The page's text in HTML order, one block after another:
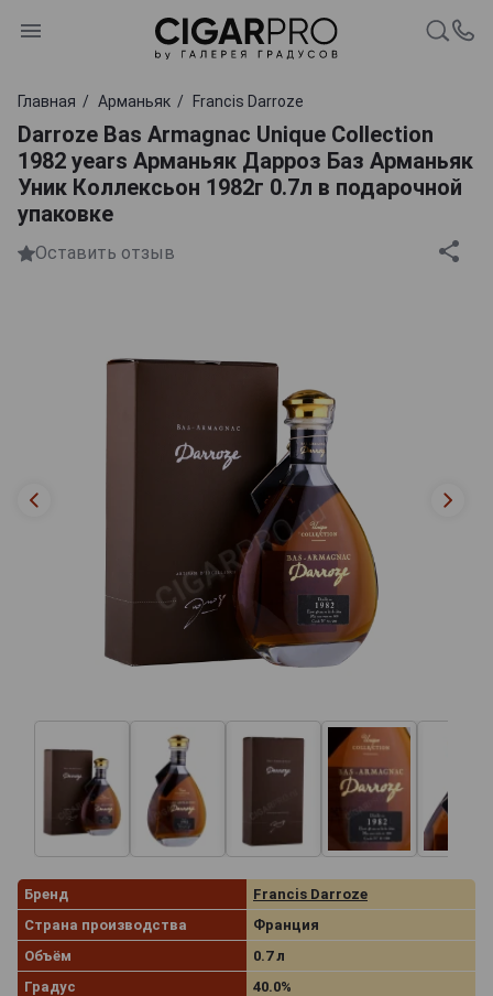
Главная Арманьяк Francis Darroze
Darroze Bas Armagnac Unique Collection
1982 years Арманьяк Дарроз Баз Арманьяк
Уник Коллексьон 1982г 0.7л в подарочной
упаковке
Оставить отзыв
Бренд
Francis Darroze
Страна производства
Франция
Объём
0.7 л
Градус
40.0%